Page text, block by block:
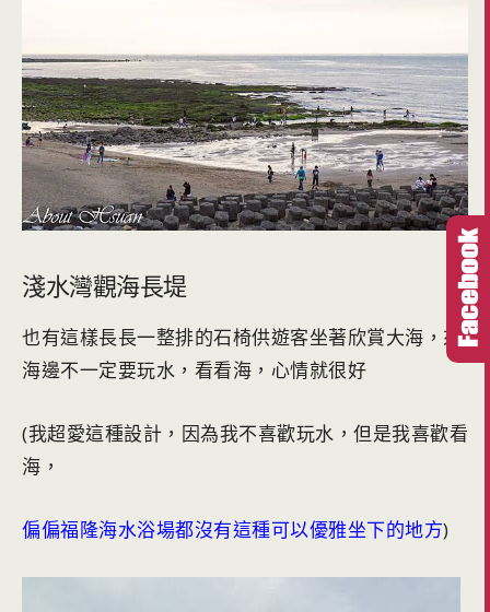
淺水灣觀海長堤
也有這樣長長一整排的石椅供遊客坐著欣賞大海，來
海邊不一定要玩水，看看海，心情就很好
(我超愛這種設計，因為我不喜歡玩水，但是我喜歡看
海，
偏偏福隆海水浴場都沒有這種可以優雅坐下的地方)